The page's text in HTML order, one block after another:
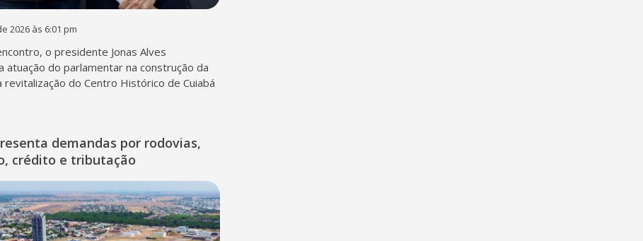
2026 às 6:01 pm
o presidente Jonas Alves
atuação do parlamentar na construção da
revitalização do Centro Histórico de Cuiabá
demandas por rodovias,
crédito e tributação